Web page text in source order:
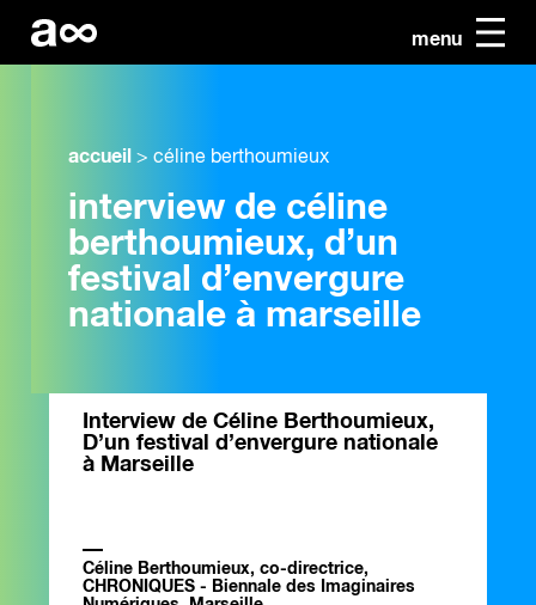
menu
accueil > céline berthoumieux
interview de céline
berthoumieux, d’un
festival d’envergure
nationale à marseille
Interview de Céline Berthoumieux,
D’un festival d’envergure nationale
à Marseille
Céline Berthoumieux, co-directrice,
CHRONIQUES - Biennale des Imaginaires